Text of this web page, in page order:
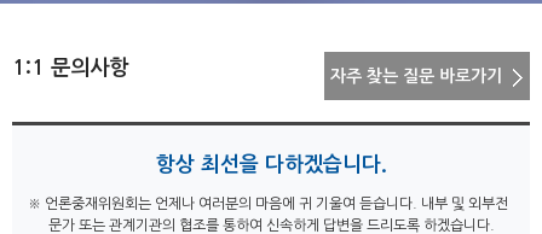
1:1 문의사항 자주 찾는 질문 바로가기
항상 최선을 다하겠습니다.
※ 언론중재위원회는 언제나 여러분의 마음에 귀 기울여 듣습니다. 내부 및 외부전
문가 또는 관계기관의 협조를 통하여 신속하게 답변을 드리도록 하겠습니다.